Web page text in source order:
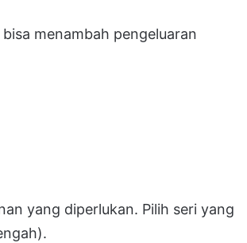
menambah pengeluaran
yang diperlukan. Pilih seri yang